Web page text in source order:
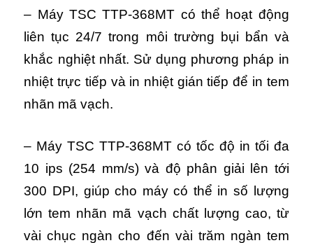
– Máy TSC TTP-368MT có thể hoạt động
liên tục 24/7 trong môi trường bụi bẩn và
khắc nghiệt nhất. Sử dụng phương pháp in
nhiệt trực tiếp và in nhiệt gián tiếp để in tem
nhãn mã vạch.
– Máy TSC TTP-368MT có tốc độ in tối đa
10 ips (254 mm/s) và độ phân giải lên tới
300 DPI, giúp cho máy có thể in số lượng
lớn tem nhãn mã vạch chất lượng cao, từ
vài chục ngàn cho đến vài trăm ngàn tem